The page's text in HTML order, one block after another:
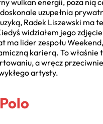
wulkan energii, poza nią
uzupełnia
Radek Liszewski ma
widziałem jego
ma lider zespołu
karierą. To właśnie
a wręcz
artysty.